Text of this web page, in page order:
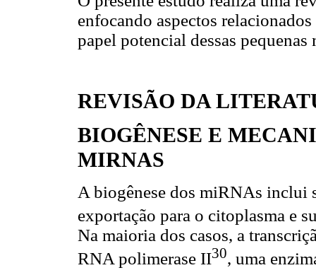
enfocando aspectos
papel potencial dessas
REVISÃO DA
BIOGÊNESE E
MIRNAS
A biogênese dos miRNAs inclui
exportação para o citoplasma e
Na maioria dos casos, a
RNA polimerase II30, uma